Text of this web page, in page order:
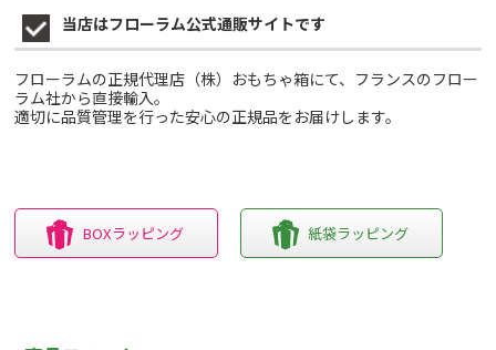
当店はフローラム公式通販サイトです
フローラムの正規代理店（株）おもちゃ箱にて、フランスのフロー
ラム社から直接輸入。
適切に品質管理を行った安心の正規品をお届けします。
BOXラッピング 紙袋ラッピング